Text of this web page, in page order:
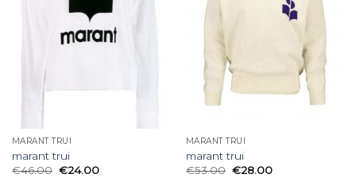
MARANT TRUI
marant trui
€46.00 €24.00
MARANT TRUI
marant trui
€53.00 €28.00